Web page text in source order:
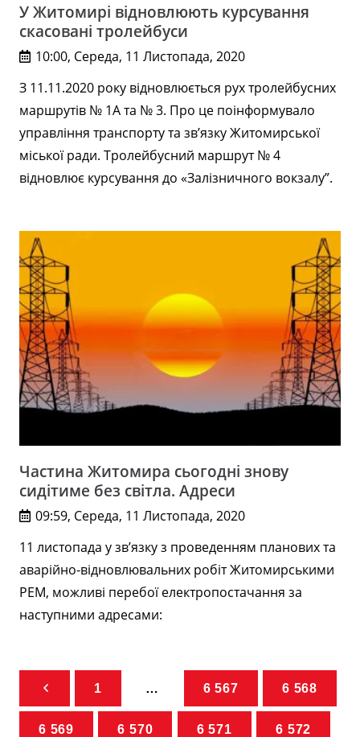
У Житомирі відновлюють курсування
скасовані тролейбуси
10:00, Середа, 11 Листопада, 2020
З 11.11.2020 року відновлюється рух тролейбусних
маршрутів № 1А та № 3. Про це поінформувало
управління транспорту та зв’язку Житомирської
міської ради. Тролейбусний маршрут № 4
відновлює курсування до «Залізничного вокзалу”.
Частина Житомира сьогодні знову
сидітиме без світла. Адреси
09:59, Середа, 11 Листопада, 2020
11 листопада у зв’язку з проведенням планових та
аварійно-відновлювальних робіт Житомирськими
РЕМ, можливі перебої електропостачання за
наступними адресами:
1 … 6 567 6 568
6 569 6 570 6 571 6 572